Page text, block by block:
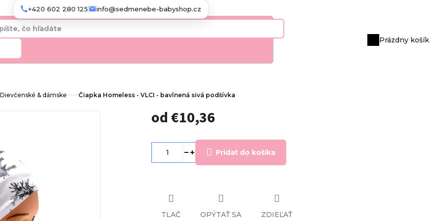
Nákupný
Prázdny košík
Dievčenské & dámske Čiapka Homeless - VLCI - bavlnená sivá podšívka
od€10,36
cena:
Pridať do košíka
TLAČ OPÝTAŤ SA ZDIEĽAŤ
+420 602 280 125 info@sedmenebe-babyshop.cz